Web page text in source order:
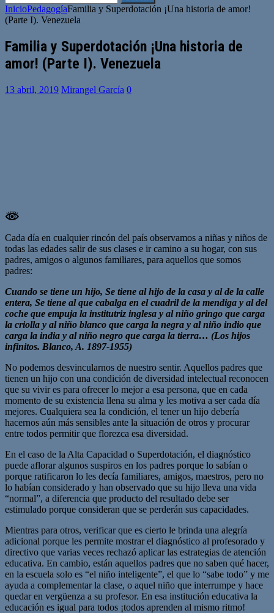
InicioPedagogíaFamilia y Superdotación ¡Una historia de amor!
(Parte I). Venezuela
Familia y Superdotación ¡Una historia de
amor! (Parte I). Venezuela
13 abril, 2019 Mirangel García 0
Cada día en cualquier rincón del país observamos a niñas y niños de
todas las edades salir de sus clases e ir camino a su hogar, con sus
padres, amigos o algunos familiares, para aquellos que somos
padres:
Cuando se tiene un hijo, Se tiene al hijo de la casa y al de la calle
entera, Se tiene al que cabalga en el cuadril de la mendiga y al del
coche que empuja la institutriz inglesa y al niño gringo que carga
la criolla y al niño blanco que carga la negra y al niño indio que
carga la india y al niño negro que carga la tierra… (Los hijos
infinitos. Blanco, A. 1897-1955)
No podemos desvincularnos de nuestro sentir. Aquellos padres que
tienen un hijo con una condición de diversidad intelectual reconocen
que su vivir es para ofrecer lo mejor a esa persona, que en cada
momento de su existencia llena su alma y les motiva a ser cada día
mejores. Cualquiera sea la condición, el tener un hijo debería
hacernos aún más sensibles ante la situación de otros y procurar
entre todos permitir que florezca esa diversidad.
En el caso de la Alta Capacidad o Superdotación, el diagnóstico
puede aflorar algunos suspiros en los padres porque lo sabían o
porque ratificaron lo les decía familiares, amigos, maestros, pero no
lo habían considerado y han observado que su hijo lleva una vida
“normal”, a diferencia que producto del resultado debe ser
estimulado porque consideran que se perderán sus capacidades.
Mientras para otros, verificar que es cierto le brinda una alegría
adicional porque les permite mostrar el diagnóstico al profesorado y
directivo que varias veces rechazó aplicar las estrategias de atención
educativa. En cambio, están aquellos padres que no saben qué hacer,
en la escuela solo es “el niño inteligente”, el que lo “sabe todo” y me
ayuda a complementar la clase, o aquel niño que interrumpe y hace
quedar en vergüenza a su profesor. En esa institución educativa la
educación es igual para todos ¡todos aprenden al mismo ritmo!